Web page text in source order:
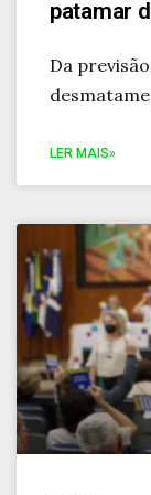
patamar
Da
LER MAIS»